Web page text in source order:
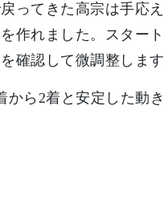
ってきた高宗は手応
作れました。スター
確認して微調整しま
から2着と安定した動